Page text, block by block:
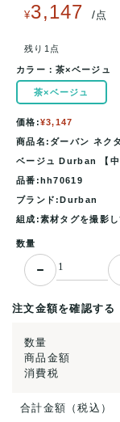
¥3,147 /点
残り1点
カラー：茶×ベージュ
茶×ベージュ
価格:¥3,147
商品名:ダーバン ネク
ベージュ Durban 【中
品番:hh70619
ブランド:Durban
組成:素材タグを撮影
数量
注文金額を確認する
数量
商品金額
消費税
合計金額（税込）